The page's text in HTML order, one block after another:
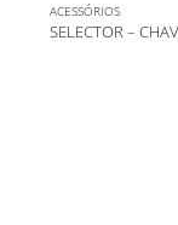
ACESSÓRIOS
SELECTOR –